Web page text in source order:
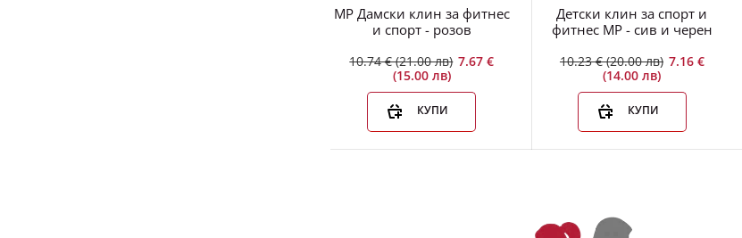
25 8
Часа
5
Мин
32
Памучен дамски фитнес
клин, син, лилав, бордо
MP Дамски клин за фитнес
и спорт - розов
10.74 € (21.00 лв) 7.67 €
(15.00 лв)
КУПИ
Детски клин за спорт и
фитнес MP - сив и черен
10.23 € (20.00 лв) 7.16 €
(14.00 лв)
КУПИ